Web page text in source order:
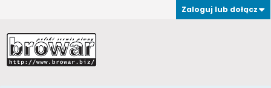
Zaloguj lub dołącz